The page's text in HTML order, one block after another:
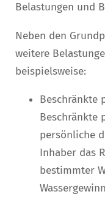
Belastungen und
Neben den
weitere
beispielsweise:
Beschränkte
Beschränkte
persönliche
Inhaber das
bestimmter